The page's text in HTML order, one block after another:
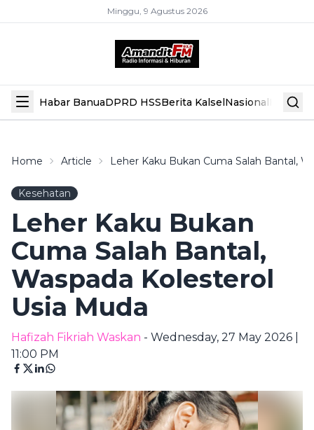
Minggu, 9 Agustus 2026
Habar BanuaDPRD HSSBerita KalselNasional Hiburan
Home Article Leher Kaku Bukan Cuma Salah Bantal,
Kesehatan
Leher Kaku Bukan
Cuma Salah Bantal,
Waspada Kolesterol
Usia Muda
Hafizah Fikriah Waskan - Wednesday, 27 May 2026 |
11:00 PM